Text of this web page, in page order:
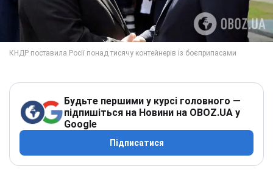
Будьте першими у курсі головного —
підпишіться на Новини на OBOZ.UA у
Google
Підписатися